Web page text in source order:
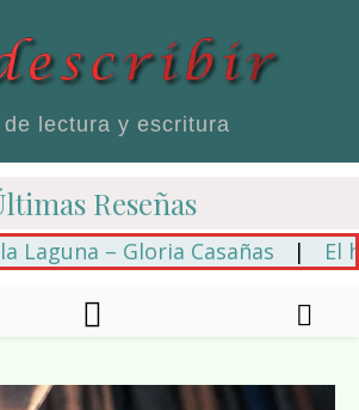
de lectura y escritura
Reseñas
– Gloria Casañas | El hilo